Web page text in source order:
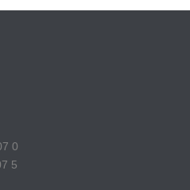
0
5